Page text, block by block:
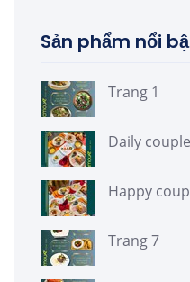
Sản phẩm nổi
Trang 1
Daily
Happy
Trang 7